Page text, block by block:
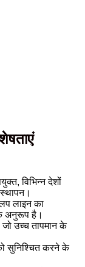
विभिन्न देशों
लाइन का
के अनुरूप है।
उच्च तापमान के
सुनिश्चित करने के